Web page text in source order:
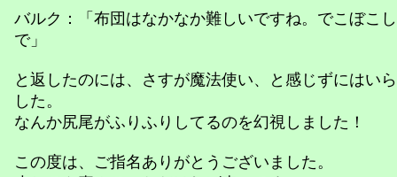
バルク：「布団はなかなか難しいですね。でこぼこ
で」
と返したのには、さすが魔法使い、と感じずにはい
した。
なんか尻尾がふりふりしてるのを幻視しました！
この度は、ご指名ありがとうございました。